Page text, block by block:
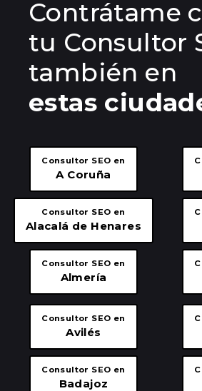
Contrátame
tu Consultor
también en
estas
Consultor SEO en
A Coruña
Consultor SEO en
Alacalá de Henares
Consultor SEO en
Almería
Consultor SEO en
Avilés
Consultor SEO en
Badajoz